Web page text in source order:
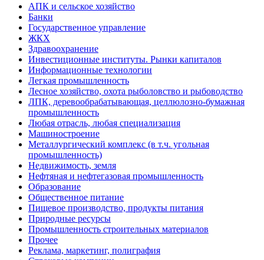
АПК и сельское хозяйство
Банки
Государственное управление
ЖКХ
Здравоохранение
Инвестиционные институты. Рынки капиталов
Информационные технологии
Легкая промышленность
Лесное хозяйство, охота рыболовство и рыбоводство
ЛПК, деревообрабатывающая, целлюлозно-бумажная
промышленность
Любая отрасль, любая специализация
Машиностроение
Металлургический комплекс (в т.ч. угольная
промышленность)
Недвижимость, земля
Нефтяная и нефтегазовая промышленность
Образование
Общественное питание
Пищевое производство, продукты питания
Природные ресурсы
Промышленность строительных материалов
Прочее
Реклама, маркетинг, полиграфия